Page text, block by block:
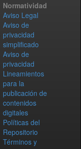
Normatividad
Aviso Legal
Aviso de
privacidad
simplificado
Aviso de
privacidad
Lineamientos
para la
publicación de
contenidos
digitales
Políticas del
Repositorio
Términos y